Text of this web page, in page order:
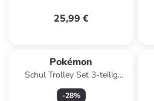
25,99 €
Pokémon
Schul Trolley Set 3-teilig
Kinder
-28%